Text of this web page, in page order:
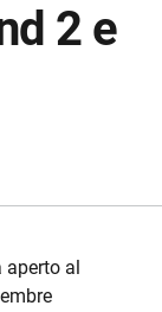
2 e
aperto al